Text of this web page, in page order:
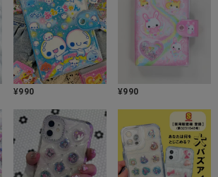
¥990 ¥990